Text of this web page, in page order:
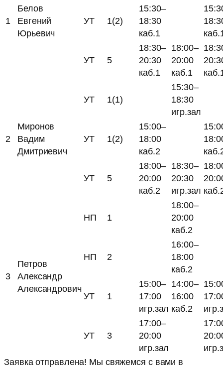
1
Белов
Евгений
Юрьевич
УТ 1(2)
15:30–
18:30
каб.1
УТ 5
18:30–
20:30
каб.1
18:00–
20:00
каб.1
2
Миронов
Вадим
Дмитриевич
УТ 1(1)
15:30–
18:30
игр.зал
УТ 1(2)
15:00–
18:00
каб.2
УТ 5
18:00–
20:00
каб.2
18:30–
20:30
игр.зал
3
Петров
Александр
Александрович
НП 1
18:00–
20:00
каб.2
НП 2
16:00–
18:00
каб.2
УТ 1
15:00–
17:00
игр.зал
14:00–
16:00
каб.2
УТ 3
17:00–
20:00
игр.зал
Заявка отправлена! Мы свяжемся с вами в